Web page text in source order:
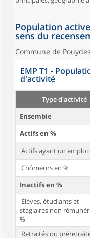
Population
sens du
Commune de
EMP T1 -
d'activité
Type d'activité
Ensemble
Actifs en %
Actifs ayant un emploi
Chômeurs en %
Inactifs en %
Élèves, étudiants et
stagiaires non
%
Retraités ou